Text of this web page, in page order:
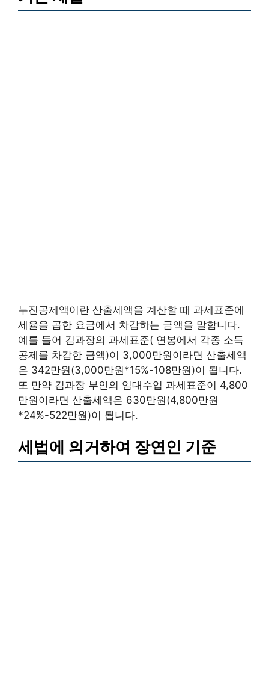
누진공제액이란 산출세액을 계산할 때 과세표준에
세율을 곱한 요금에서 차감하는 금액을 말합니다.
예를 들어 김과장의 과세표준( 연봉에서 각종 소득
공제를 차감한 금액)이 3,000만원이라면 산출세액
은 342만원(3,000만원*15%-108만원)이 됩니다.
또 만약 김과장 부인의 임대수입 과세표준이 4,800
만원이라면 산출세액은 630만원(4,800만원
*24%-522만원)이 됩니다.
세법에 의거하여 장연인 기준